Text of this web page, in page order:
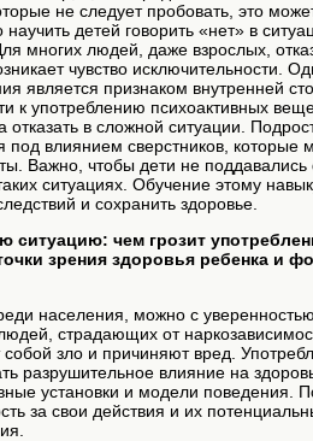
не следует пробовать, это
детей говорить «нет» в
многих людей, даже взрослых,
чувство исключительности.
является признаком внутренней
к употреблению психоактивных
отказать в сложной ситуации.
под влиянием сверстников, которые
Важно, чтобы дети не поддавались
ситуациях. Обучение этому
и сохранить здоровье.
ситуацию: чем грозит
зрения здоровья ребенка и
населения, можно с
страдающих от
зло и причиняют вред.
разрушительное влияние на
установки и модели поведения.
за свои действия и их